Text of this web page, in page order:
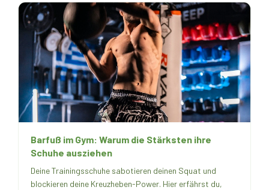
Barfuß im Gym: Warum die Stärksten ihre
Schuhe ausziehen
Deine Trainingsschuhe sabotieren deinen Squat und
blockieren deine Kreuzheben-Power. Hier erfährst du,